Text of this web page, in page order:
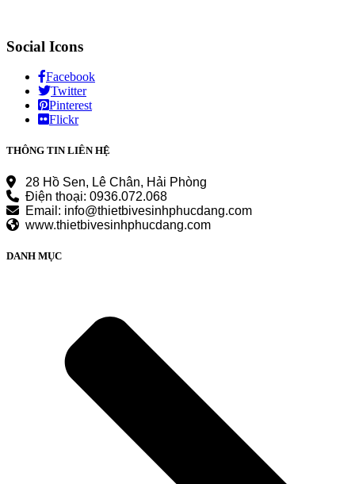
Social Icons
Facebook
Twitter
Pinterest
Flickr
THÔNG TIN LIÊN HỆ
28 Hồ Sen, Lê Chân, Hải Phòng
Điện thoại: 0936.072.068
Email: info@thietbivesinhphucdang.com
www.thietbivesinhphucdang.com
DANH MỤC